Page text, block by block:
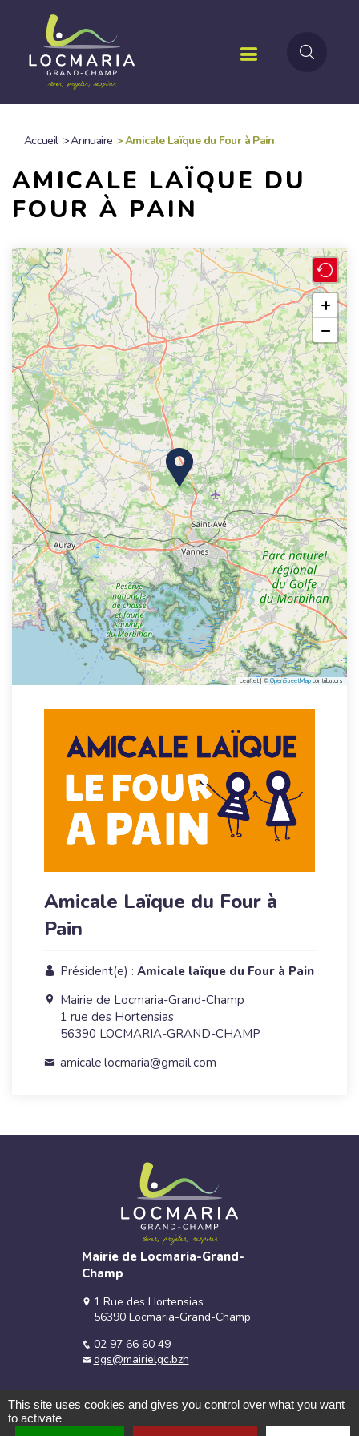
contenu
principal
FIL
D'ARIANE
Accueil >Annuaire >Amicale Laïque du Four à Pain
AMICALE LAÏQUE DU
FOUR À PAIN
+
−
Leaflet | ©OpenStreetMapcontributors
Amicale Laïque du Four à
Pain
Président(e) : Amicale laïque du Four à Pain
Mairie de Locmaria-Grand-Champ
1 rue des Hortensias
56390 LOCMARIA-GRAND-CHAMP
amicale.locmaria@gmail.com
Mairie de Locmaria-Grand-
Champ
1 Rue des Hortensias
56390 Locmaria-Grand-Champ
02 97 66 60 49
dgs@mairielgc.bzh
This site uses cookies and gives you control over what you want
to activate